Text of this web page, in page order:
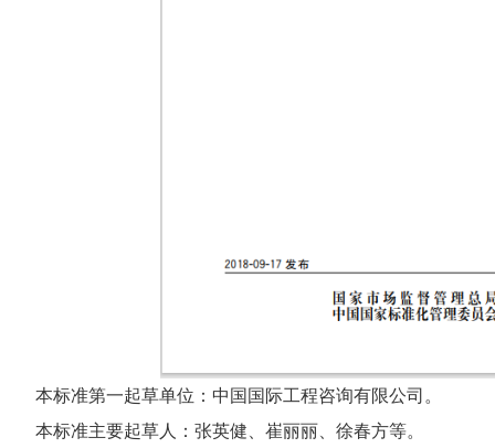
本标准第一起草单位：中国国际工程咨询有限公司。
本标准主要起草人：张英健、崔丽丽、徐春方等。